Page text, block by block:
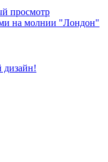
просмотр
на молнии "Лондон"
дизайн!